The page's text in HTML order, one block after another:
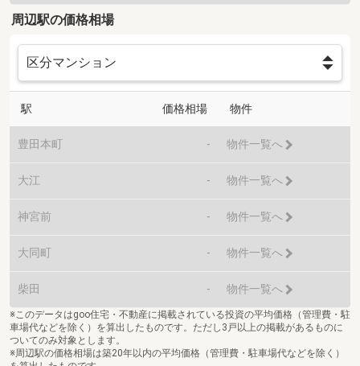
周辺駅の価格相場
駅 価格相場 物件
豊田本町 - 物件一覧へ
大江 - 物件一覧へ
神宮前 - 物件一覧へ
大同町 - 物件一覧へ
柴田 - 物件一覧へ
※このデータはgoo住宅・不動産に掲載されている投資の平均価格（管理費・駐
車場代などを除く）を算出したものです。ただし3戸以上の掲載があるものに
ついてのみ対象とします。
※周辺駅の価格相場は築20年以内の平均価格（管理費・駐車場代などを除く）